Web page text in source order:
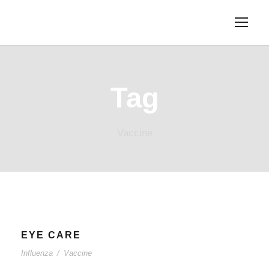
Tag
EYE CARE
Influenza / Vaccine